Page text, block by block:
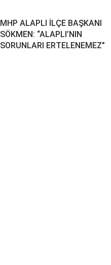
MHP ALAPLI İLÇE BAŞKANI
SÖKMEN: “ALAPLI’NIN
SORUNLARI ERTELENEMEZ”